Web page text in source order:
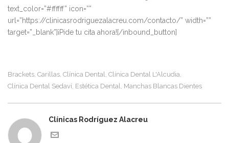
text_color=”#ffffff” icon=””
url=”https://clinicasrodriguezalacreu.com/contacto/” width=””
target=”_blank”]¡Pide tu cita ahora![/inbound_button]
Brackets, Carillas, Clínica Dental, Clínica Dental L'Alcudia,
Clínica Dental Sedaví, Estética Dental, Manchas Blancas Dientes
Clínicas Rodríguez Alacreu